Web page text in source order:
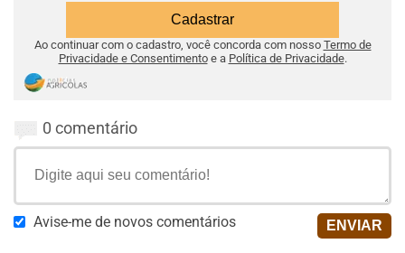
Ao continuar com o cadastro, você concorda com nosso Termo de
Privacidade e Consentimentoe a Política de Privacidade.
0 comentário
Avise-me de novos comentários